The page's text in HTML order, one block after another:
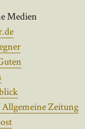
Medien
Allgemeine Zeitung